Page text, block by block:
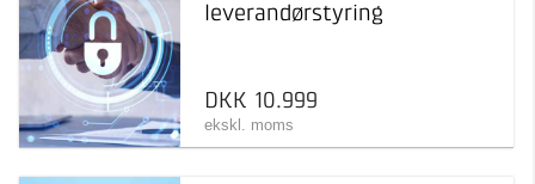
leverandørstyring
DKK 10.999
ekskl. moms